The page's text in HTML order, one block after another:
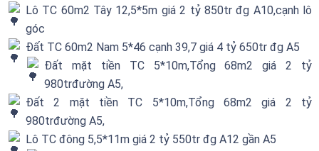
Lô TC 60m2 Tây 12,5*5m giá 2 tỷ 850tr đg A10,cạnh lô
góc
Đất TC 60m2 Nam 5*46 cạnh 39,7 giá 4 tỷ 650tr đg A5
Đất mặt tiền TC 5*10m,Tổng 68m2 giá 2 tỷ
980trđường A5,
Đất 2 mặt tiền TC 5*10m,Tổng 68m2 giá 2 tỷ
980trđường A5,
Lô TC đông 5,5*11m giá 2 tỷ 550tr đg A12 gần A5